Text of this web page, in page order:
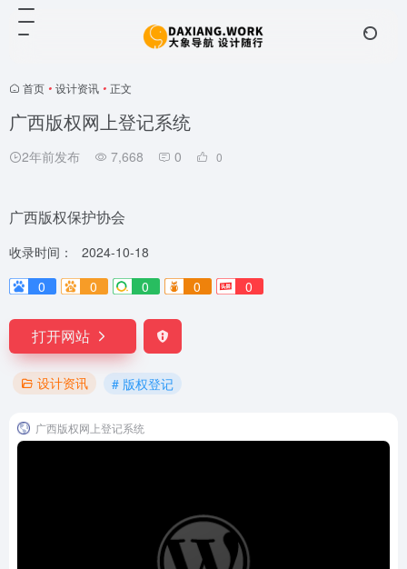
首页 • 设计资讯 • 正文
广西版权网上登记系统
2年前发布 7,668 0 0
广西版权保护协会
收录时间：
2024-10-18
0
0 0 0 0
打开网站
设计资讯 # 版权登记
广西版权网上登记系统